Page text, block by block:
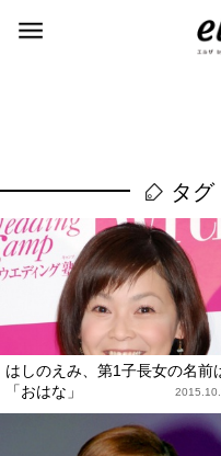
タグ
はしのえみ、第1子長女の名前
「おはな」